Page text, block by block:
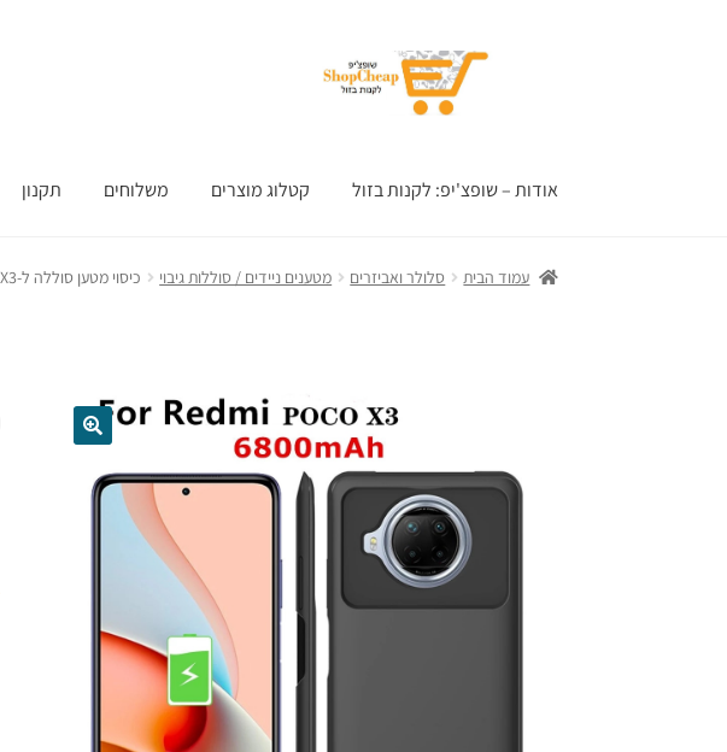
אודות – שופצ'יפ: לקנות בזול קטלוג מוצרים משלוחים תקנון
עמוד הבית סלולר ואביזרים מטענים ניידים / סוללות גיבוי כיסוי מטען סוללה ל-Xiaomi Redmi POCO X3 בקיבולת עוצמתית של 6800mAh